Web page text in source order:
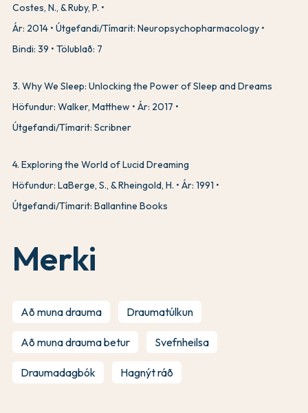
Costes, N., & Ruby, P.
Ár: 2014
Útgefandi/Tímarit: Neuropsychopharmacology
Bindi: 39
Tölublað: 7
3. Why We Sleep: Unlocking the Power of Sleep and Dreams
Höfundur: Walker, Matthew
Ár: 2017
Útgefandi/Tímarit: Scribner
4. Exploring the World of Lucid Dreaming
Höfundur: LaBerge, S., & Rheingold, H.
Ár: 1991
Útgefandi/Tímarit: Ballantine Books
Merki
Að muna drauma Draumatúlkun
Að muna drauma betur Svefnheilsa
Draumadagbók Hagnýt ráð